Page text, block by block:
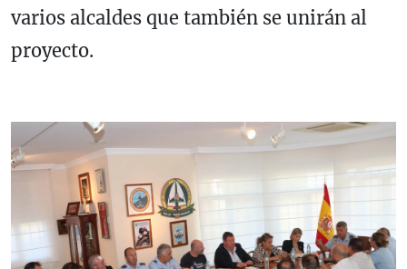
varios alcaldes que también se unirán al
proyecto.